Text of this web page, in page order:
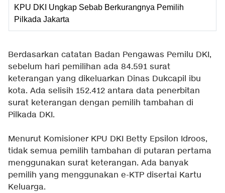
KPU DKI Ungkap Sebab Berkurangnya Pemilih
Pilkada Jakarta
Berdasarkan catatan Badan Pengawas Pemilu DKI,
sebelum hari pemilihan ada 84.591 surat
keterangan yang dikeluarkan Dinas Dukcapil ibu
kota. Ada selisih 152.412 antara data penerbitan
surat keterangan dengan pemilih tambahan di
Pilkada DKI.
Menurut Komisioner KPU DKI Betty Epsilon Idroos,
tidak semua pemilih tambahan di putaran pertama
menggunakan surat keterangan. Ada banyak
pemilih yang menggunakan e-KTP disertai Kartu
Keluarga.